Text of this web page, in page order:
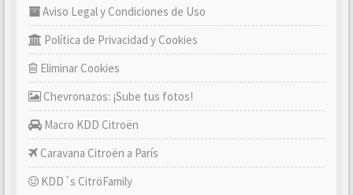
Aviso Legal y Condiciones de Uso
Política de Privacidad y Cookies
Eliminar Cookies
Chevronazos: ¡Sube tus fotos!
Macro KDD Citroën
Caravana Citroën a París
KDD´s CitröFamily